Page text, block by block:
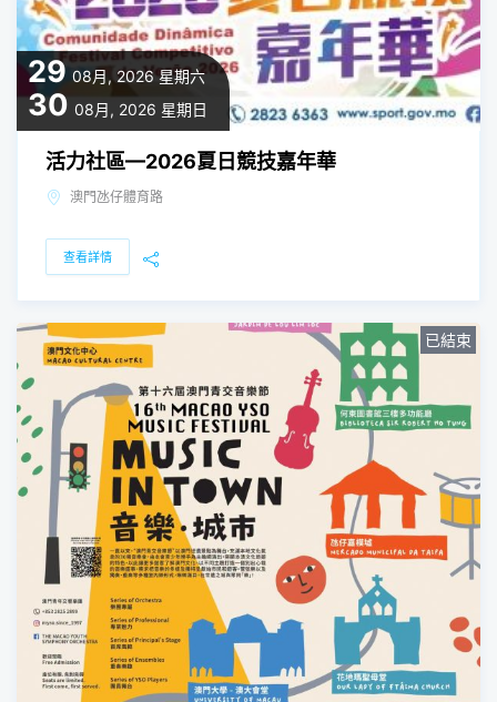
29 08月, 2026 星期六
30 08月, 2026 星期日
活力社區—2026夏日競技嘉年華
澳門氹仔體育路
查看詳情
已結束